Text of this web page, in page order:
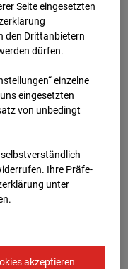
Seite eingesetzten
den Drittanbietern
dürfen.
einzelne
eingesetzten
von unbedingt
Ihre Prä­fe­
unter
akzeptieren